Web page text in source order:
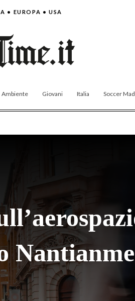
• EUROPA • USA
Ambiente Giovani Italia Soccer